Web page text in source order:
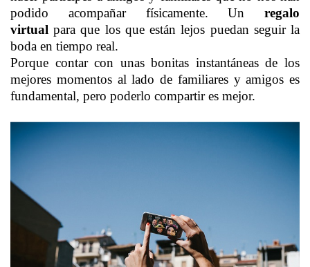
podido acompañar físicamente. Un regalo
virtualpara que los que están lejos puedan seguir la
boda en tiempo real.
Porque contar con unas bonitas instantáneas de los
mejores momentos al lado de familiares y amigos es
fundamental, pero poderlo compartir es mejor.